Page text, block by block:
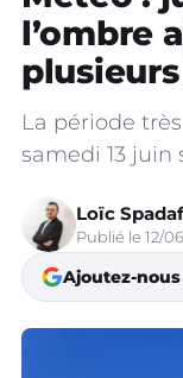
l’ombre
La période
samedi 13 juin
Loïc
Publié le 12/
Ajoutez-